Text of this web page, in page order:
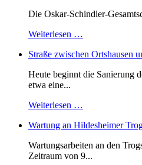
Die Oskar-Schindler-
Weiterlesen …
Straße zwischen Ortshausen
Heute beginnt die Sanierung
etwa eine...
Weiterlesen …
Wartung an Hildesheimer
Wartungsarbeiten an den
Zeitraum von 9...